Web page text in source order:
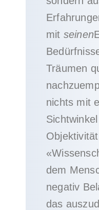
mit seinen
Träumen
nichts mit
dem
negativ
das